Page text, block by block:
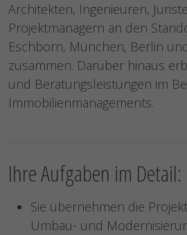
Architekten, Ingenieuren,
Projektmanagern an den
Eschborn, München, Berlin
zusammen. Darüber hinaus
und Beratungsleistungen im
Immobilienmanagements.
Ihre Aufgaben im Detail:
Sie übernehmen die
Umbau- und